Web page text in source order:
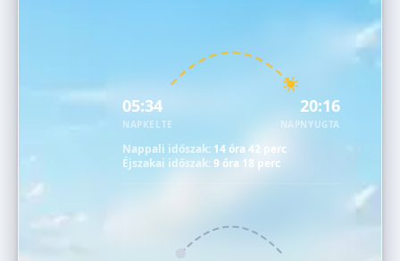
05:34
NAPKELTE
20:16
NAPNYUGTA
Nappali időszak: 14 óra 42 perc
Éjszakai időszak:9 óra 18 perc